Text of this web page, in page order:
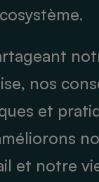
nos
et
et notre